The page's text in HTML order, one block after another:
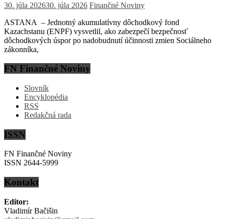
30. júla 202630. júla 2026 Finančné Noviny
ASTANA – Jednotný akumulatívny dôchodkový fond
Kazachstanu (ENPF) vysvetlil, ako zabezpečí bezpečnosť
dôchodkových úspor po nadobudnutí účinnosti zmien Sociálneho
zákonníka,
FN Finančné Noviny
Slovník
Encyklopédia
RSS
Redakčná rada
ISSN
FN Finančné Noviny
ISSN 2644-5999
Kontakt
Editor:
Vladimír Bačišin